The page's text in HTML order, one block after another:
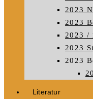
2023
2023
2023 /
2023
2023
Literatur